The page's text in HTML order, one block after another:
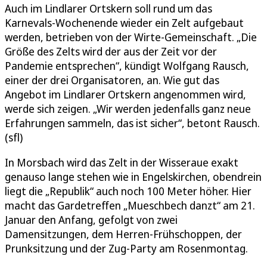
Auch im Lindlarer Ortskern soll rund um das
Karnevals-Wochenende wieder ein Zelt aufgebaut
werden, betrieben von der Wirte-Gemeinschaft. „Die
Größe des Zelts wird der aus der Zeit vor der
Pandemie entsprechen“, kündigt Wolfgang Rausch,
einer der drei Organisatoren, an. Wie gut das
Angebot im Lindlarer Ortskern angenommen wird,
werde sich zeigen. „Wir werden jedenfalls ganz neue
Erfahrungen sammeln, das ist sicher“, betont Rausch.
(sfl)
In Morsbach wird das Zelt in der Wisseraue exakt
genauso lange stehen wie in Engelskirchen, obendrein
liegt die „Republik“ auch noch 100 Meter höher. Hier
macht das Gardetreffen „Mueschbech danzt“ am 21.
Januar den Anfang, gefolgt von zwei
Damensitzungen, dem Herren-Frühschoppen, der
Prunksitzung und der Zug-Party am Rosenmontag.